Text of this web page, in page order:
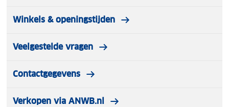
Winkels & openingstijden
Veelgestelde vragen
Contactgegevens
Verkopen via ANWB.nl